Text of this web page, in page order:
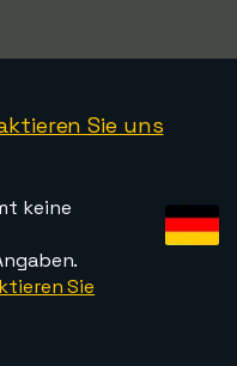
Sie uns
keine
Sie